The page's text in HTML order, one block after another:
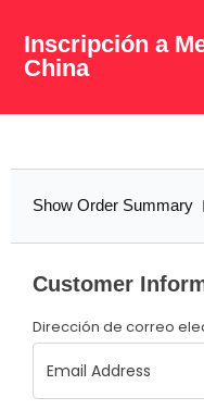
Inscripción a
China
Show Order Summary
Customer
Dirección de correo